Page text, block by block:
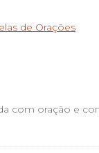
de Orações
com oração e